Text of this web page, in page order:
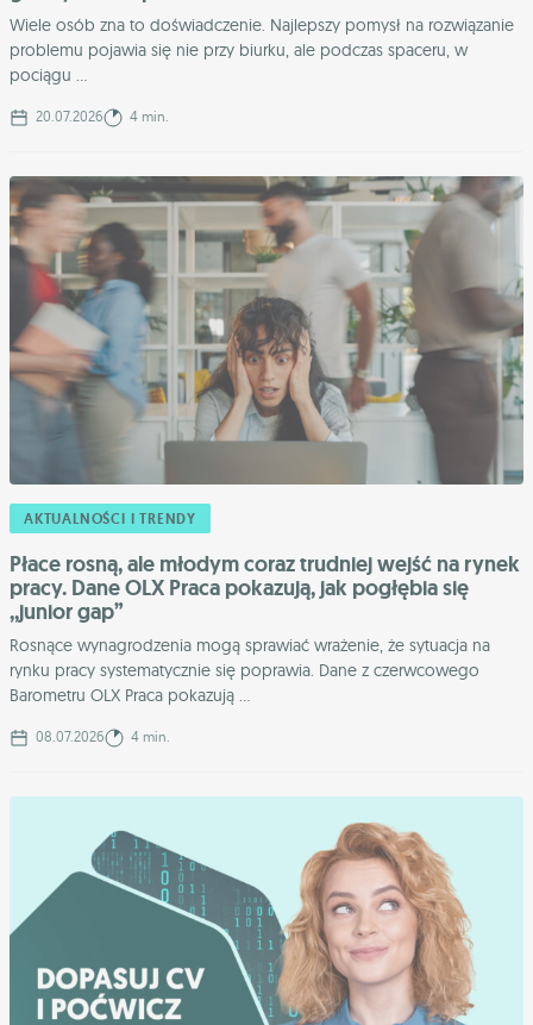
Wiele osób zna to doświadczenie. Najlepszy pomysł na rozwiązanie
problemu pojawia się nie przy biurku, ale podczas spaceru, w
pociągu ...
20.07.2026 4 min.
AKTUALNOŚCI I TRENDY
Płace rosną, ale młodym coraz trudniej wejść na rynek
pracy. Dane OLX Praca pokazują, jak pogłębia się
,,junior gap”
Rosnące wynagrodzenia mogą sprawiać wrażenie, że sytuacja na
rynku pracy systematycznie się poprawia. Dane z czerwcowego
Barometru OLX Praca pokazują ...
08.07.2026 4 min.